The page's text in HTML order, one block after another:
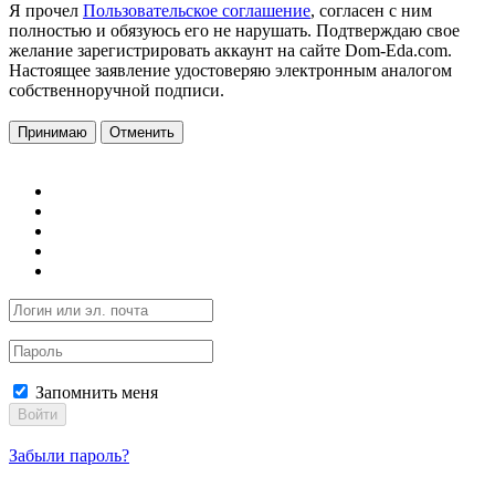
Я прочел Пользовательское соглашение, согласен с ним
полностью и обязуюсь его не нарушать. Подтверждаю свое
желание зарегистрировать аккаунт на сайте Dom-Eda.com.
Настоящее заявление удостоверяю электронным аналогом
собственноручной подписи.
Принимаю Отменить
Запомнить меня
Войти
Забыли пароль?